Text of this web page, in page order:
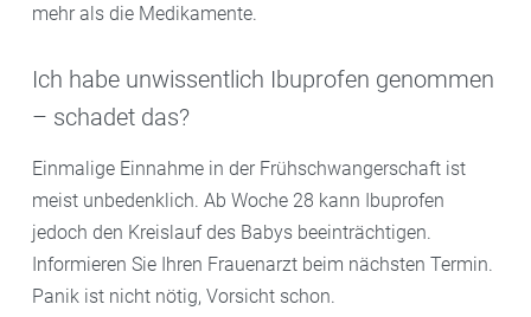
mehr als die Medikamente.
Ich habe unwissentlich Ibuprofen genommen
– schadet das?
Einmalige Einnahme in der Frühschwangerschaft ist
meist unbedenklich. Ab Woche 28 kann Ibuprofen
jedoch den Kreislauf des Babys beeinträchtigen.
Informieren Sie Ihren Frauenarzt beim nächsten Termin.
Panik ist nicht nötig, Vorsicht schon.